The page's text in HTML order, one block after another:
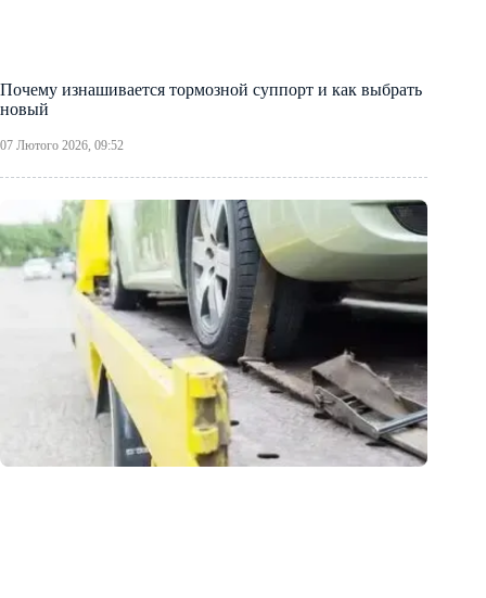
Почему изнашивается тормозной суппорт и как выбрать
новый
07 Лютого 2026, 09:52